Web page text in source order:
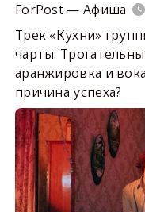
ForPost — Афиша
Трек «Кухни»
чарты.
аранжировка и
причина успеха?